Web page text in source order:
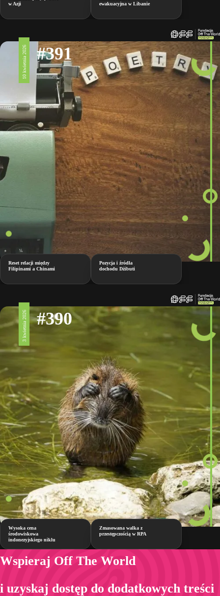
w Azji
ewakuacyjna w Libanie
10 kwietnia 2026 #391
Reset relacji między
Filipinami a Chinami
Pozycja i źródła
dochodu Dżibuti
3 kwietnia 2026 #390
Wysoka cena
środowiskowa
indonezyjskiego niklu
Zmasowana walka z
przestępczością w RPA
Wspieraj Off The World
i uzyskaj dostęp do dodatkowych treści